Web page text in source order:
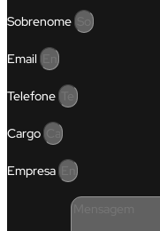
Sobrenome
Email
Telefone
Cargo
Empresa